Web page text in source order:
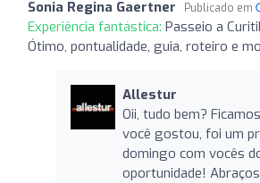
Sonia Regina Gaertner Publicado em
Experiência fantástica: Passeio a
Ótimo, pontualidade, guia, roteiro e
Allestur
Oii, tudo bem?
você gostou, foi um
domingo com vocês
oportunidade!